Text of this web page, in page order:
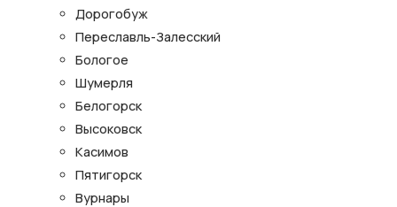
Дорогобуж
Переславль-Залесский
Бологое
Шумерля
Белогорск
Высоковск
Касимов
Пятигорск
Вурнары